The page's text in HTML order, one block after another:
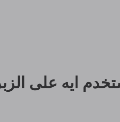
ايه على